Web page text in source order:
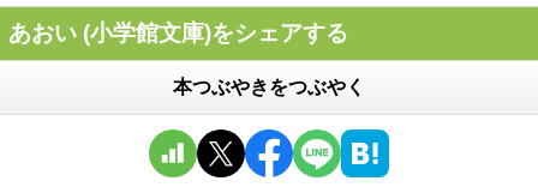
あおい (小学館文庫)をシェアする
本つぶやきをつぶやく